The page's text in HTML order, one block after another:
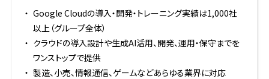
Google Cloudの導入・開発・トレーニング実績は1,000社
以上（グループ全体）
クラウドの導入設計や生成AI活用、開発、運用・保守までを
ワンストップで提供
製造、小売、情報通信、ゲームなどあらゆる業界に対応